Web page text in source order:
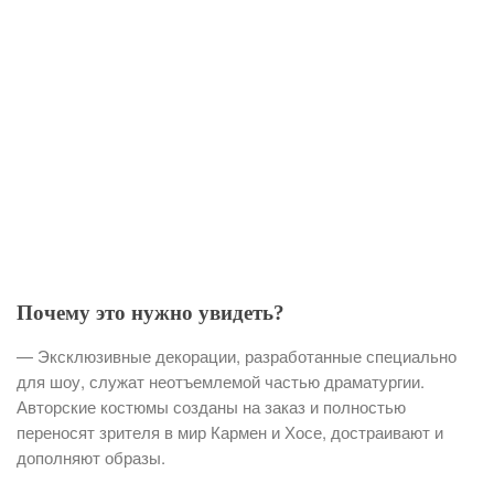
Почему это нужно увидеть?
— Эксклюзивные декорации, разработанные специально
для шоу, служат неотъемлемой частью драматургии.
Авторские костюмы созданы на заказ и полностью
переносят зрителя в мир Кармен и Хосе, достраивают и
дополняют образы.